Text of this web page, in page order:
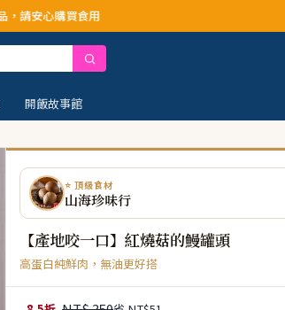
開飯故事館
⭐ 頂級食材
山海珍味行
【產地咬一口】紅燒菇的鰻罐頭
高蛋白純鮮肉，無油更好搭